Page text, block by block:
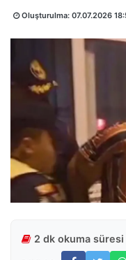
Oluşturulma: 07.07.2026
2 dk okuma süresi